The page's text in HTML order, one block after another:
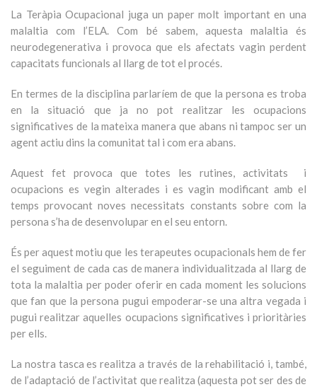
La Teràpia Ocupacional juga un paper molt important en una
malaltia com l’ELA. Com bé sabem, aquesta malaltia és
neurodegenerativa i provoca que els afectats vagin perdent
capacitats funcionals al llarg de tot el procés.
En termes de la disciplina parlaríem de que la persona es troba
en la situació que ja no pot realitzar les ocupacions
significatives de la mateixa manera que abans ni tampoc ser un
agent actiu dins la comunitat tal i com era abans.
Aquest fet provoca que totes les rutines, activitats i
ocupacions es vegin alterades i es vagin modificant amb el
temps provocant noves necessitats constants sobre com la
persona s’ha de desenvolupar en el seu entorn.
És per aquest motiu que les terapeutes ocupacionals hem de fer
el seguiment de cada cas de manera individualitzada al llarg de
tota la malaltia per poder oferir en cada moment les solucions
que fan que la persona pugui empoderar-se una altra vegada i
pugui realitzar aquelles ocupacions significatives i prioritàries
per ells.
La nostra tasca es realitza a través de la rehabilitació i, també,
de l’adaptació de l’activitat que realitza (aquesta pot ser des de